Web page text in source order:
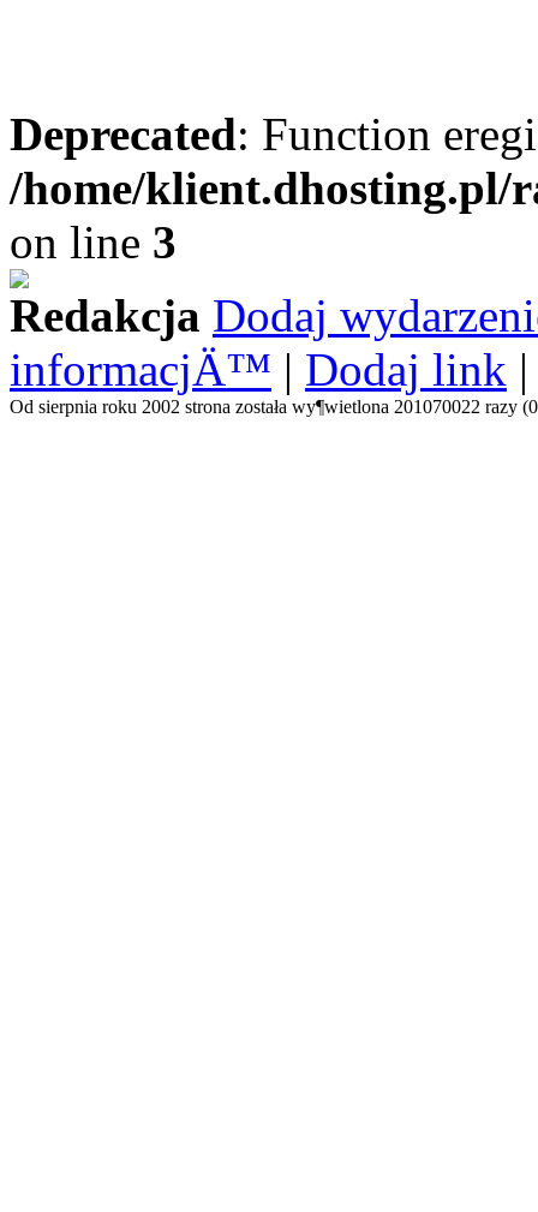
Deprecated: Function
/home/
on line 3
Redakcja Dodaj
informacjÄ™ | Dodaj link
Od sierpnia roku 2002 strona została wy¶wietlona 201070022 razy